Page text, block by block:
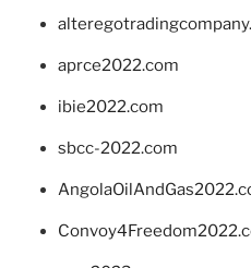
aprce2022.com
ibie2022.com
sbcc-2022.com